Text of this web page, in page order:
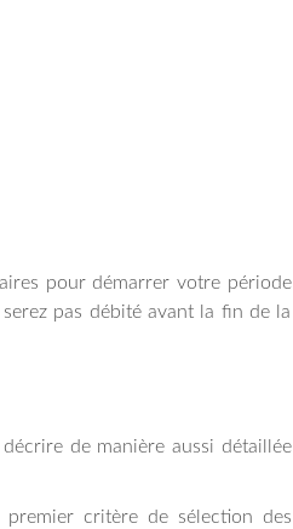
pour démarrer votre période
pas débité avant la fin de la
de manière aussi détaillée
critère de sélection des